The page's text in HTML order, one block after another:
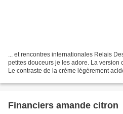
... et rencontres internationales Relais
petites douceurs je les adore. La version
Le contraste de la crème légèrement
Financiers amande citron